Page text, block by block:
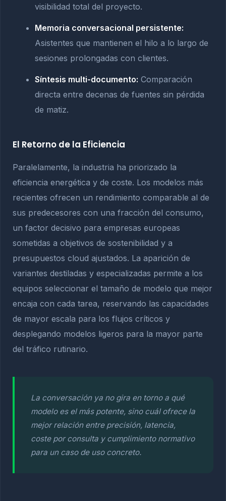
visibilidad total del proyecto.
Memoria conversacional persistente:
Asistentes que mantienen el hilo a lo largo de
sesiones prolongadas con clientes.
Síntesis multi-documento: Comparación
directa entre decenas de fuentes sin pérdida
de matiz.
El Retorno de la Eficiencia
Paralelamente, la industria ha priorizado la
eficiencia energética y de coste. Los modelos más
recientes ofrecen un rendimiento comparable al de
sus predecesores con una fracción del consumo,
un factor decisivo para empresas europeas
sometidas a objetivos de sostenibilidad y a
presupuestos cloud ajustados. La aparición de
variantes destiladas y especializadas permite a los
equipos seleccionar el tamaño de modelo que mejor
encaja con cada tarea, reservando las capacidades
de mayor escala para los flujos críticos y
desplegando modelos ligeros para la mayor parte
del tráfico rutinario.
La conversación ya no gira en torno a qué
modelo es el más potente, sino cuál ofrece la
mejor relación entre precisión, latencia,
coste por consulta y cumplimiento normativo
para un caso de uso concreto.